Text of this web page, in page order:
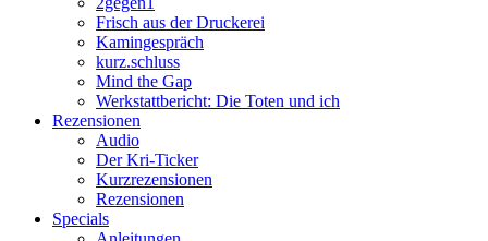
Frisch aus der Druckerei
Kamingespräch
kurz.schluss
Mind the Gap
Werkstattbericht: Die Toten und ich
Rezensionen
Audio
Der Kri-Ticker
Kurzrezensionen
Rezensionen
Specials